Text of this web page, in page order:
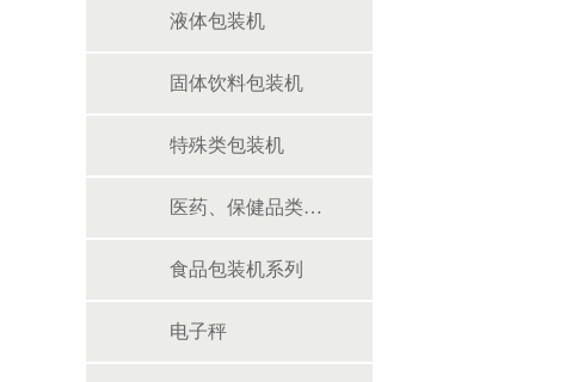
液体包装机
固体饮料包装机
特殊类包装机
医药、保健品类包装机
食品包装机系列
电子秤